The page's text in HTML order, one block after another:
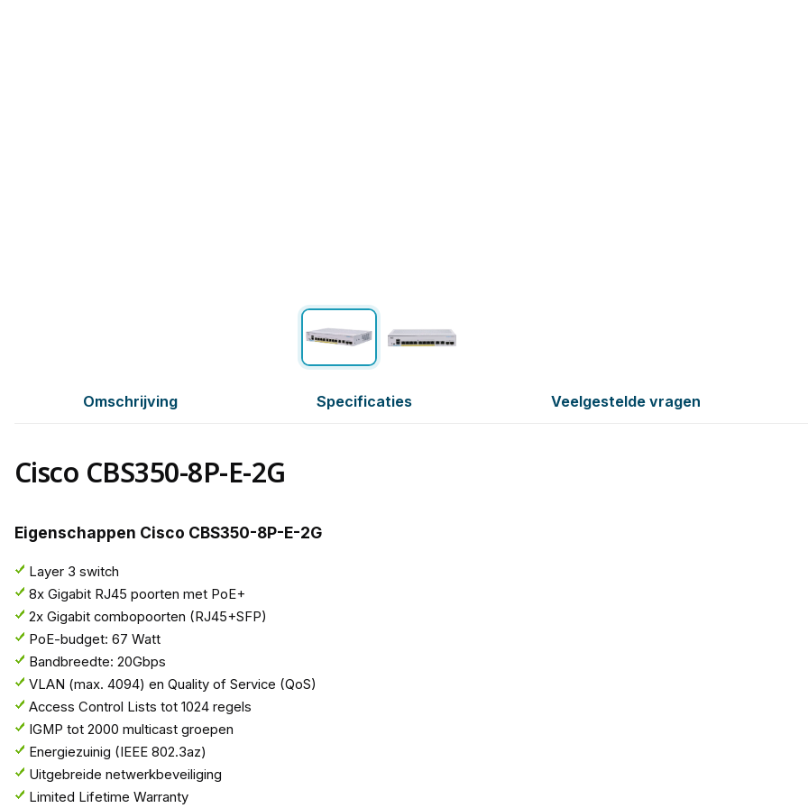
Omschrijving Specificaties Veelgestelde vragen
Cisco CBS350-8P-E-2G
Eigenschappen Cisco CBS350-8P-E-2G
Layer 3 switch
8x Gigabit RJ45 poorten met PoE+
2x Gigabit combopoorten (RJ45+SFP)
PoE-budget: 67 Watt
Bandbreedte: 20Gbps
VLAN (max. 4094) en Quality of Service (QoS)
Access Control Lists tot 1024 regels
IGMP tot 2000 multicast groepen
Energiezuinig (IEEE 802.3az)
Uitgebreide netwerkbeveiliging
Limited Lifetime Warranty